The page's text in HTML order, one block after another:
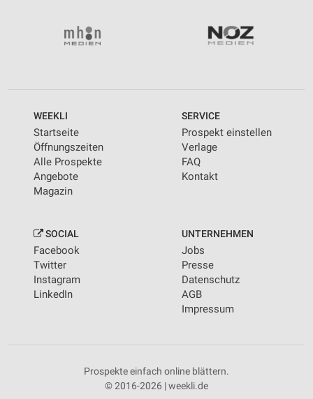
WEEKLI
Startseite
Öffnungszeiten
Alle Prospekte
Angebote
Magazin
SERVICE
Prospekt einstellen
Verlage
FAQ
Kontakt
SOCIAL
Facebook
Twitter
Instagram
LinkedIn
UNTERNEHMEN
Jobs
Presse
Datenschutz
AGB
Impressum
Prospekte einfach online blättern.
© 2016-2026 | weekli.de